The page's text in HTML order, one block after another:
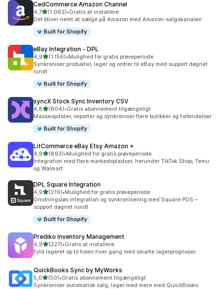
CedCommerce Amazon Channel
4,7ud af 5 stjerner
(1.062)
1062 anmeldelser i alt
•Gratis at installere
Det bliver nemt at sælge på Amazon med Amazon-salgskanalen
Built for Shopify
eBay Integration ‑ DPL
4,9ud af 5 stjerner
(1.156)
1156 anmeldelser i alt
•Mulighed for gratis prøveperiode
Synkroniser produkter, lager og ordrer til eBay med support døgnet
rundt
Built for Shopify
syncX Stock Sync Inventory CSV
4,8ud af 5 stjerner
(804)
804 anmeldelser i alt
•Gratis abonnement tilgængeligt
Masseopdater, importer og synkroniser flere butikker og forbindelser
Built for Shopify
LitCommerce eBay Etsy Amazon +
4,9ud af 5 stjerner
(893)
893 anmeldelser i alt
•Mulighed for gratis prøveperiode
Integration med flere markedspladser, herunder TikTok Shop, Temu
og Walmart
DPL Square Integration
4,9ud af 5 stjerner
(219)
219 anmeldelser i alt
•Mulighed for gratis prøveperiode
Gnidningsløs integration og synkronisering med Square POS –
support døgnet rundt
Built for Shopify
Prediko Inventory Management
4,9ud af 5 stjerner
(227)
227 anmeldelser i alt
•Gratis at installere
Fyld lageret op til tiden hver gang med smarte lagerprognoser.
QuickBooks Sync by MyWorks
5,0ud af 5 stjerner
(50)
50 anmeldelser i alt
•Gratis abonnement tilgængeligt
Synkroniser automatisk salg, lager med mere med QuickBooks.